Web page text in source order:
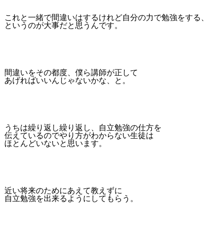
これと一緒で間違いはするけれど自分の力で勉強をする、
というのが大事だと思うんです。
間違いをその都度、僕ら講師が正して
あげればいいんじゃないかな、と。
うちは繰り返し繰り返し、自立勉強の仕方を
伝えているのでやり方がわからない生徒は
ほとんどいないと思います。
近い将来のためにあえて教えずに
自立勉強を出来るようにしてもらう。